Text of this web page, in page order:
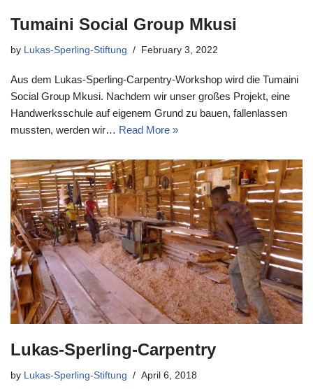
Tumaini Social Group Mkusi
by Lukas-Sperling-Stiftung February 3, 2022
Aus dem Lukas-Sperling-Carpentry-Workshop wird die Tumaini
Social Group Mkusi. Nachdem wir unser großes Projekt, eine
Handwerksschule auf eigenem Grund zu bauen, fallenlassen
mussten, werden wir… Read More »
Lukas-Sperling-Carpentry
by Lukas-Sperling-Stiftung April 6, 2018